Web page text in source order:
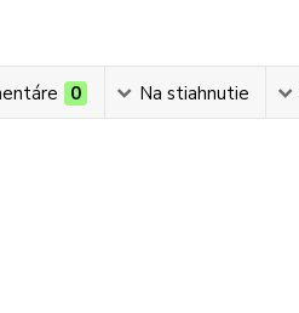
0 Na stiahnutie